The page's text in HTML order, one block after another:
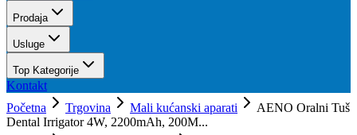
Prodaja
Usluge
Top Kategorije
Kontakt
Početna
Trgovina Mali kućanski aparati
AENO Oralni Tuš
Dental Irrigator 4W, 2200mAh, 200M...